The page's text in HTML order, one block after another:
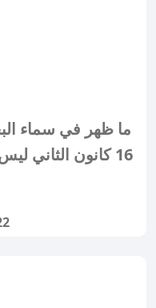
ما ظهر في سماء
16 كانون الثاني